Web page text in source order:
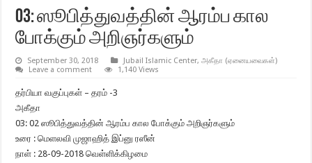
03: ஸூபித்துவத்தின் ஆரம்ப கால
போக்கும் அறிஞர்களும்
September 30, 2018 Jubail Islamic Center,அகீதா (ஏனையவைகள்)
Leave a comment
1,140 Views
தர்பியா வகுப்புகள் – தரம் -3
அகீதா
03: 02 ஸூபித்துவத்தின் ஆரம்ப கால போக்கும் அறிஞர்களும்
உரை : மெளலவி முஜாஹித் இப்னு ரஸீன்
நாள் : 28-09-2018 வெள்ளிக்கிழமை